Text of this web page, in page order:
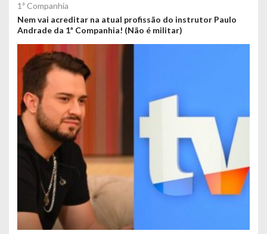
1ª Companhia
Nem vai acreditar na atual profissão do instrutor Paulo
Andrade da 1ª Companhia! (Não é militar)